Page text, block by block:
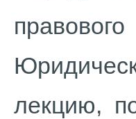
лекцию,